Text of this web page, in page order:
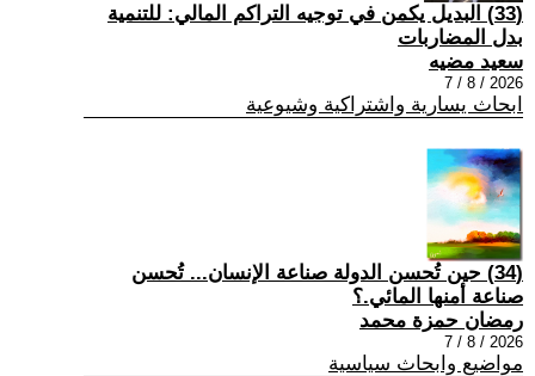
(33) البديل يكمن في توجيه التراكم المالي: للتنمية
بدل المضاربات
سعيد مضيه
2026 / 8 / 7
ابحاث يسارية واشتراكية وشيوعية
(34) حين تُحسن الدولة صناعة الإنسان... تُحسن
صناعة أمنها المائي.؟
رمضان حمزة محمد
2026 / 8 / 7
مواضيع وابحاث سياسية